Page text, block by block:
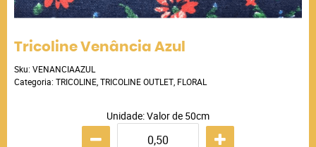
Tricoline Venância Azul
Sku: VENANCIAAZUL
Categoria: TRICOLINE TRICOLINE OUTLET FLORAL
Unidade: Valor de 50cm